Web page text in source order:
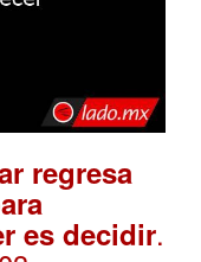
regresa
es decidir.